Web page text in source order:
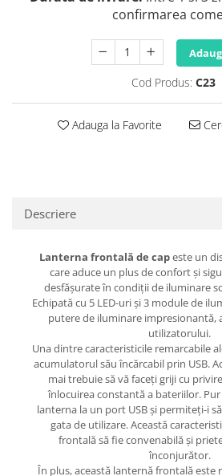
confirmarea
Cod Produs: C23
Adauga la Favorite
Descriere
Lanterna frontală de capeste un
care aduce un plus de confort și
desfășurate în condiții de iluminare
Echipată cu 5 LED-uri și 3 module de
putere de iluminare impresionantă,
utilizatorului.
Una dintre caracteristicile remarcabile
acumulatorul său încărcabil prin USB.
mai trebuie să vă faceți griji cu
înlocuirea constantă a bateriilor.
lanterna la un port USB și permiteți-i
gata de utilizare. Această
frontală să fie convenabilă și
înconjurător.
În plus, această lanternă frontală este